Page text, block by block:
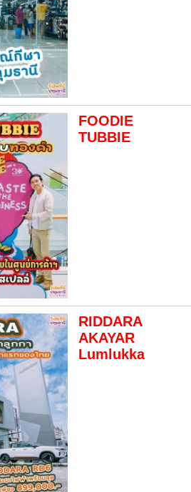
FOODIE
TUBBIE
RIDDARA
AKAYAR
Lumlukka